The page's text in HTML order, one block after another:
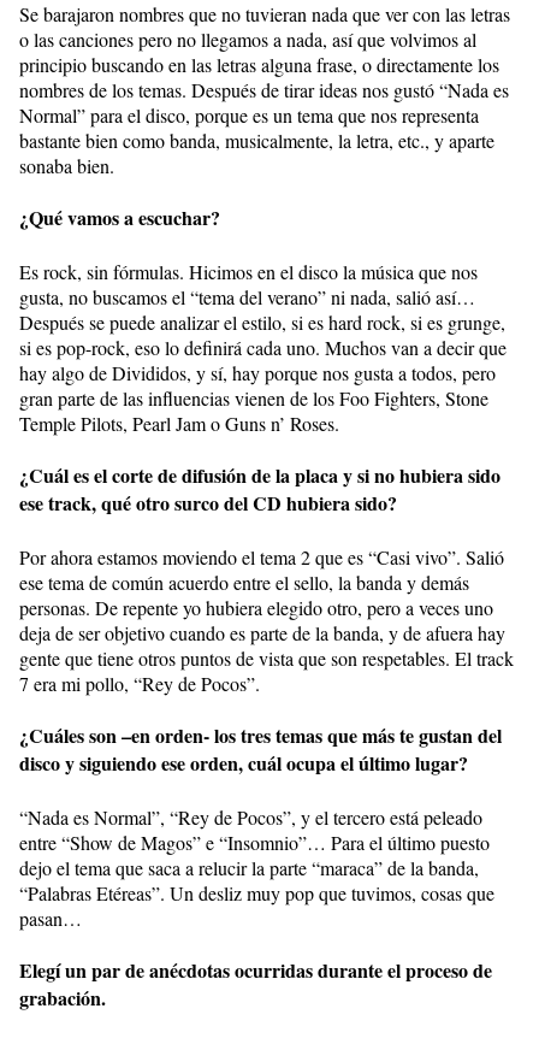
Se barajaron nombres que no tuvieran nada que ver con las letras
o las canciones pero no llegamos a nada, así que volvimos al
principio buscando en las letras alguna frase, o directamente los
nombres de los temas. Después de tirar ideas nos gustó “Nada es
Normal” para el disco, porque es un tema que nos representa
bastante bien como banda, musicalmente, la letra, etc., y aparte
sonaba bien.
¿Qué vamos a escuchar?
Es rock, sin fórmulas. Hicimos en el disco la música que nos
gusta, no buscamos el “tema del verano” ni nada, salió así…
Después se puede analizar el estilo, si es hard rock, si es grunge,
si es pop-rock, eso lo definirá cada uno. Muchos van a decir que
hay algo de Divididos, y sí, hay porque nos gusta a todos, pero
gran parte de las influencias vienen de los Foo Fighters, Stone
Temple Pilots, Pearl Jam o Guns n’ Roses.
¿Cuál es el corte de difusión de la placa y si no hubiera sido
ese track, qué otro surco del CD hubiera sido?
Por ahora estamos moviendo el tema 2 que es “Casi vivo”. Salió
ese tema de común acuerdo entre el sello, la banda y demás
personas. De repente yo hubiera elegido otro, pero a veces uno
deja de ser objetivo cuando es parte de la banda, y de afuera hay
gente que tiene otros puntos de vista que son respetables. El track
7 era mi pollo, “Rey de Pocos”.
¿Cuáles son –en orden- los tres temas que más te gustan del
disco y siguiendo ese orden, cuál ocupa el último lugar?
“Nada es Normal”, “Rey de Pocos”, y el tercero está peleado
entre “Show de Magos” e “Insomnio”… Para el último puesto
dejo el tema que saca a relucir la parte “maraca” de la banda,
“Palabras Etéreas”. Un desliz muy pop que tuvimos, cosas que
pasan…
Elegí un par de anécdotas ocurridas durante el proceso de
grabación.